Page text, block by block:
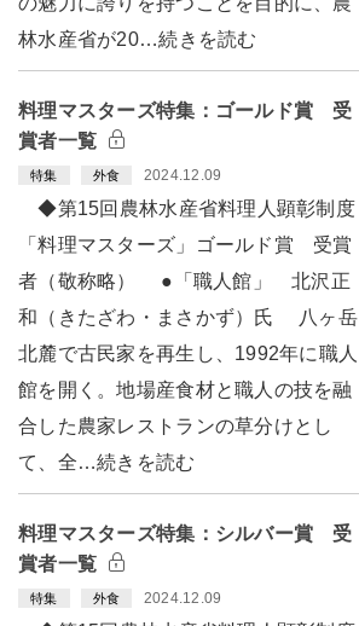
林水産省が20…続きを読む
料理マスターズ特集：ゴールド賞 受
賞者一覧
特集 外食 2024.12.09
◆第15回農林水産省料理人顕彰制度
「料理マスターズ」ゴールド賞 受賞
者（敬称略） ●「職人館」 北沢正
和（きたざわ・まさかず）氏 八ヶ岳
北麓で古民家を再生し、1992年に職人
館を開く。地場産食材と職人の技を融
合した農家レストランの草分けとし
て、全…続きを読む
料理マスターズ特集：シルバー賞 受
賞者一覧
特集 外食 2024.12.09